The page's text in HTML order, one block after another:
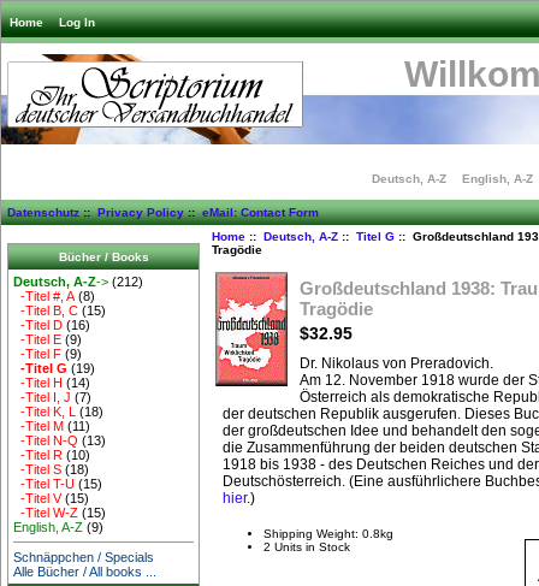
Home Log In
Deutsch, A-Z English, A-Z
Datenschutz::Privacy Policy::eMail: Contact Form
Bücher / Books
Deutsch, A-Z-> (212)
-Titel #, A (8)
-Titel B, C (15)
-Titel D (16)
-Titel E (9)
-Titel F (9)
-Titel G (19)
-Titel H (14)
-Titel I, J (7)
-Titel K, L (18)
-Titel M (11)
-Titel N-Q (13)
-Titel R (10)
-Titel S (18)
-Titel T-U (15)
-Titel V(15)
-Titel W-Z (15)
English, A-Z (9)
Schnäppchen / Specials
Alle Bücher / All books ...
Home:: Deutsch, A-Z:: Titel G:: Großdeutschland
Tragödie
Großdeutschland 1938:
Tragödie
$32.95
Dr. Nikolaus von Preradovich.
Am 12. November 1918 wurde der
Österreich als demokratische
der deutschen Republik ausgerufen. Dieses
der großdeutschen Idee und behandelt den
die Zusammenführung der beiden deutschen
1918 bis 1938 - des Deutschen Reiches und
Deutschösterreich. (Eine ausführlichere
hier.)
Shipping Weight: 0.8kg
2 Units in Stock